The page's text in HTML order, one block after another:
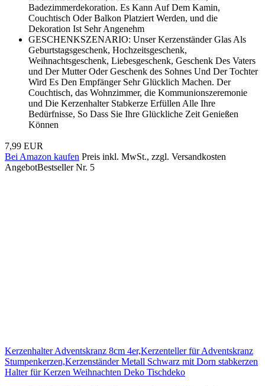
Badezimmerdekoration. Es Kann Auf Dem Kamin,
Couchtisch Oder Balkon Platziert Werden, und die
Dekoration Ist Sehr Angenehm
GESCHENKSZENARIO: Unser Kerzenständer Glas Als
Geburtstagsgeschenk, Hochzeitsgeschenk,
Weihnachtsgeschenk, Liebesgeschenk, Geschenk Des Vaters
und Der Mutter Oder Geschenk des Sohnes Und Der Tochter
Wird Es Den Empfänger Sehr Glücklich Machen. Der
Couchtisch, das Wohnzimmer, die Kommunionszeremonie
und Die Kerzenhalter Stabkerze Erfüllen Alle Ihre
Bedürfnisse, So Dass Sie Ihre Glückliche Zeit Genießen
Können
7,99 EUR
Bei Amazon kaufen Preis inkl. MwSt., zzgl. Versandkosten
AngebotBestseller Nr. 5
Kerzenhalter Adventskranz 8cm 4er,Kerzenteller für Adventskranz
Stumpenkerzen,Kerzenständer Metall Schwarz mit Dorn stabkerzen
Halter für Kerzen Weihnachten Deko Tischdeko